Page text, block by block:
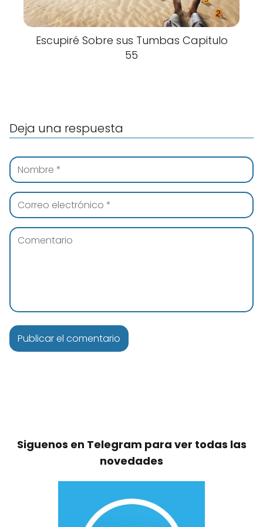
Escupiré Sobre sus Tumbas Capitulo
55
Deja una respuesta
Siguenos en Telegram para ver todas las
novedades